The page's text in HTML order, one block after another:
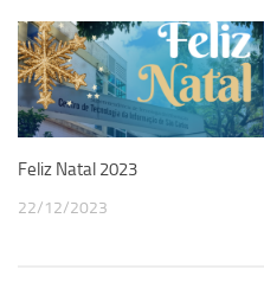
Feliz Natal 2023
22/12/2023